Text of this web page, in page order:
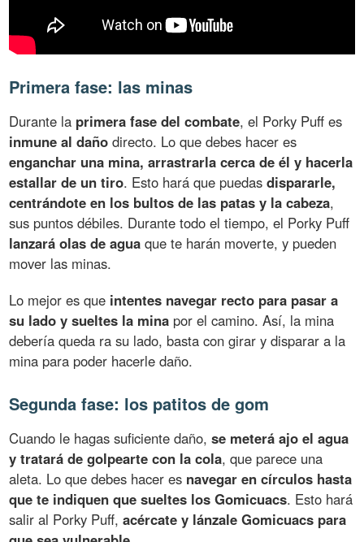
Primera fase: las minas
Durante la primera fase del combate, el Porky Puff es
inmune al daño directo. Lo que debes hacer es
enganchar una mina, arrastrarla cerca de él y hacerla
estallar de un tiro. Esto hará que puedasdispararle,
centrándote en los bultos de las patas y la cabeza,
sus puntos débiles. Durante todo el tiempo, el Porky Puff
lanzará olas de agua que te harán moverte, y pueden
mover las minas.
Lo mejor es que intentes navegar recto para pasar a
su lado y sueltes la mina por el camino. Así, la mina
debería queda ra su lado, basta con girar y disparar a la
mina para poder hacerle daño.
Segunda fase: los patitos de gom
Cuando le hagas suficiente daño,se meterá ajo el agua
y tratará de golpearte con la cola, que parece una
aleta. Lo que debes hacer es navegar en círculos hasta
que te indiquen que sueltes los Gomicuacs. Esto hará
salir al Porky Puff,acércate y lánzale Gomicuacs para